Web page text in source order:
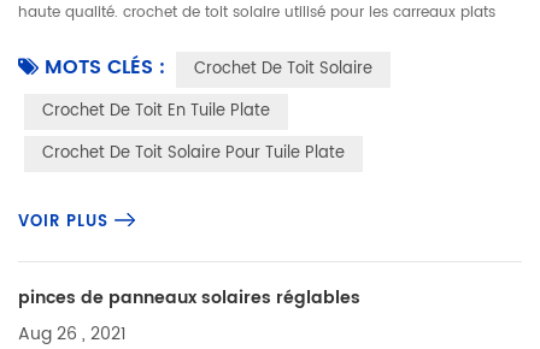
haute qualité. crochet de toit solaire utilisé pour les carreaux plats
MOTS CLÉS :
Crochet De Toit Solaire
Crochet De Toit En Tuile Plate
Crochet De Toit Solaire Pour Tuile Plate
VOIR PLUS
pinces de panneaux solaires réglables
Aug 26 , 2021